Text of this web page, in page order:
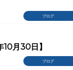
ブログ
ブログ
月30日】